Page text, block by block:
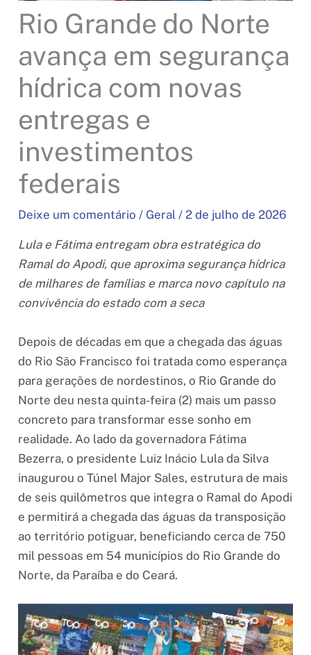
Rio Grande do Norte
avança em segurança
hídrica com novas
entregas e
investimentos
federais
Deixe um comentário / Geral / 2 de julho de 2026
Lula e Fátima entregam obra estratégica do
Ramal do Apodi, que aproxima segurança hídrica
de milhares de famílias e marca novo capítulo na
convivência do estado com a seca
Depois de décadas em que a chegada das águas
do Rio São Francisco foi tratada como esperança
para gerações de nordestinos, o Rio Grande do
Norte deu nesta quinta-feira (2) mais um passo
concreto para transformar esse sonho em
realidade. Ao lado da governadora Fátima
Bezerra, o presidente Luiz Inácio Lula da Silva
inaugurou o Túnel Major Sales, estrutura de mais
de seis quilômetros que integra o Ramal do Apodi
e permitirá a chegada das águas da transposição
ao território potiguar, beneficiando cerca de 750
mil pessoas em 54 municípios do Rio Grande do
Norte, da Paraíba e do Ceará.